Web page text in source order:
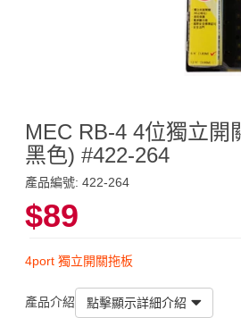
MEC RB-4 4位獨立開
黑色) #422-264
產品編號: 422-264
$89
4port 獨立開關拖板
產品介紹
點擊顯示詳細介紹